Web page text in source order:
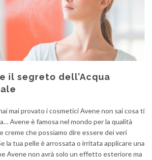
il segreto dell’Acqua
mai provato i cosmetici Avene non sai cosa ti
Avene è famosa nel mondo per la qualità
creme che possiamo dire essere dei veri
la tua pelle è arrossata o irritata applicare una
Avene non avrà solo un effetto esteriore ma